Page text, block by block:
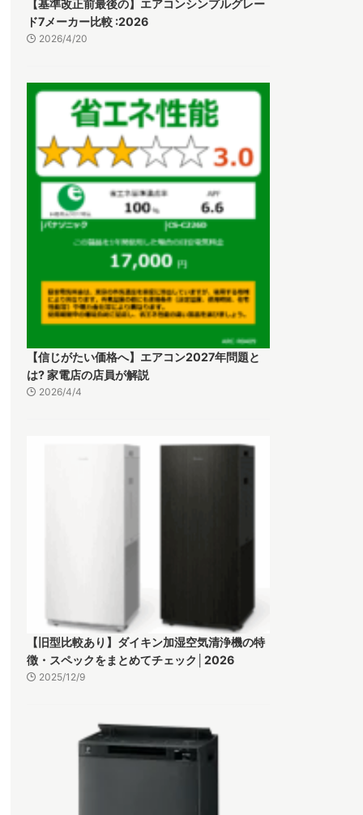
【基準改正前最後の】エアコンシンプルグレー
ド7メーカー比較 :2026
2026/4/20
【信じがたい価格へ】エアコン2027年問題と
は? 家電店の店員が解説
2026/4/4
【旧型比較あり】ダイキン加湿空気清浄機の特
徴・スペックをまとめてチェック│2026
2025/12/9